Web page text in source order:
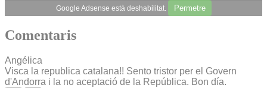
Google Adsense està deshabilitat. Permetre
Comentaris
Angélica
Visca la republica catalana!! Sento tristor per el Govern
d'Andorra i la no aceptació de la República. Bon día.